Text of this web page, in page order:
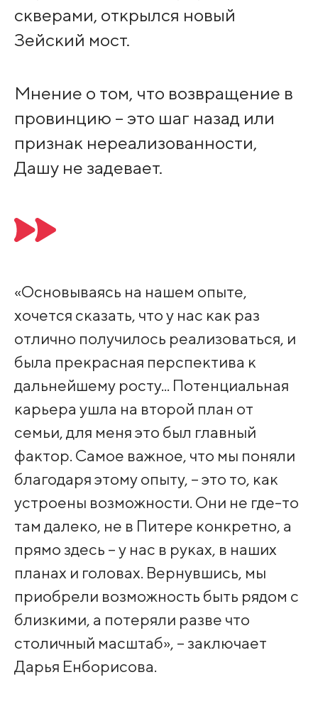
скверами, открылся новый
Зейский мост.
Мнение о том, что возвращение в
провинцию – это шаг назад или
признак нереализованности,
Дашу не задевает.
«Основываясь на нашем опыте,
хочется сказать, что у нас как раз
отлично получилось реализоваться, и
была прекрасная перспектива к
дальнейшему росту... Потенциальная
карьера ушла на второй план от
семьи, для меня это был главный
фактор. Самое важное, что мы поняли
благодаря этому опыту, – это то, как
устроены возможности. Они не где-то
там далеко, не в Питере конкретно, а
прямо здесь – у нас в руках, в наших
планах и головах. Вернувшись, мы
приобрели возможность быть рядом с
близкими, а потеряли разве что
столичный масштаб», – заключает
Дарья Енборисова.